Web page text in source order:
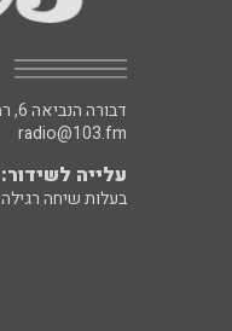
דבורה הנביאה 6, רמת השרון
radio@103.fm
עלייה לשידור: 0552-103-103
בעלות שיחה רגילה